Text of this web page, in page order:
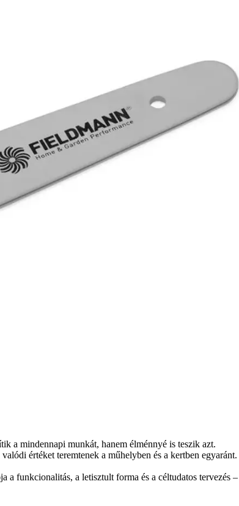
a mindennapi munkát, hanem élménnyé is teszik azt.
értéket teremtenek a műhelyben és a kertben egyaránt.
funkcionalitás, a letisztult forma és a céltudatos tervezés –